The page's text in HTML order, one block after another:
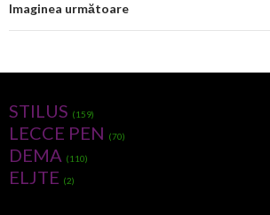
Imaginea următoare
STILUS (159)
LECCE PEN (70)
DEMA (110)
ELJTE (2)